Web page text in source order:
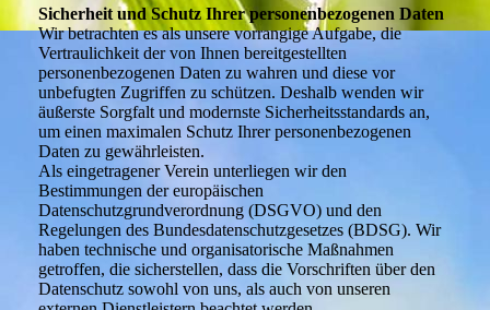
Sicherheit und Schutz Ihrer personenbezogenen Daten
Wir betrachten es als unsere vorrangige Aufgabe, die
Vertraulichkeit der von Ihnen bereitgestellten
personenbezogenen Daten zu wahren und diese vor
unbefugten Zugriffen zu schützen. Deshalb wenden wir
äußerste Sorgfalt und modernste Sicherheitsstandards an,
um einen maximalen Schutz Ihrer personenbezogenen
Daten zu gewährleisten.
Als eingetragener Verein unterliegen wir den
Bestimmungen der europäischen
Datenschutzgrundverordnung (DSGVO) und den
Regelungen des Bundesdatenschutzgesetzes (BDSG). Wir
haben technische und organisatorische Maßnahmen
getroffen, die sicherstellen, dass die Vorschriften über den
Datenschutz sowohl von uns, als auch von unseren